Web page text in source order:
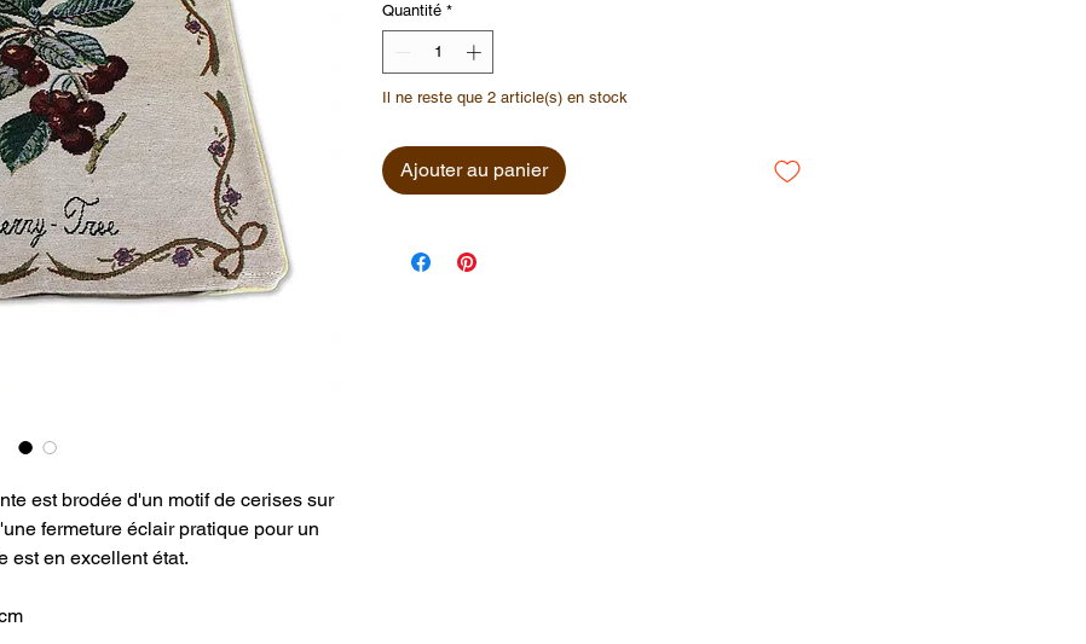
est brodée d'un motif de cerises sur
fermeture éclair pratique pour un
est en excellent état.
Quantité *
Il ne reste que 2 article(s) en stock
Ajouter au panier